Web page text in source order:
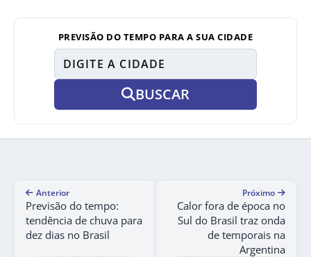
PREVISÃO DO TEMPO PARA A SUA CIDADE
BUSCAR
Anterior
Previsão do tempo:
tendência de chuva para
dez dias no Brasil
Próximo
Calor fora de época no
Sul do Brasil traz onda
de temporais na
Argentina